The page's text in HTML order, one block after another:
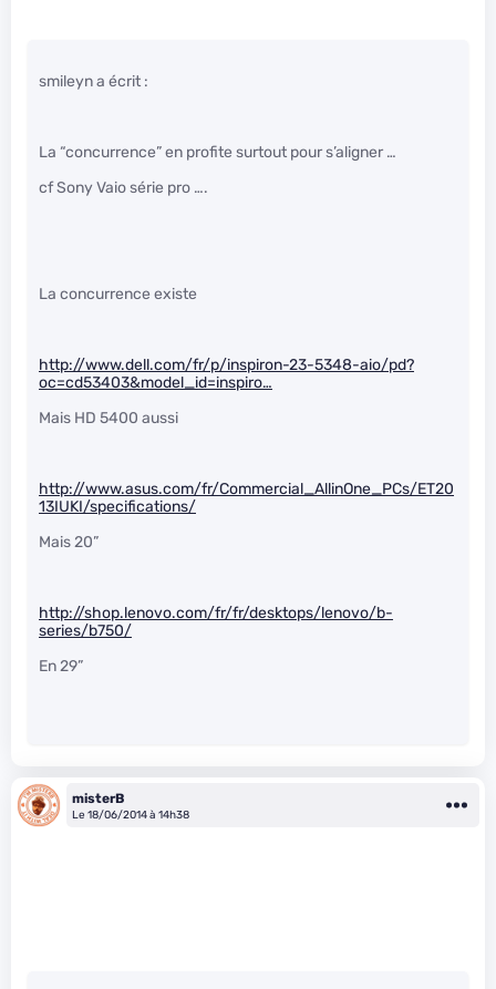
smileyn a écrit :
La “concurrence” en profite surtout pour s’aligner …
cf Sony Vaio série pro ….
La concurrence existe
http://www.dell.com/fr/p/inspiron-23-5348-aio/pd?
oc=cd53403&model_id=inspiro…
Mais HD 5400 aussi
http://www.asus.com/fr/Commercial_AllinOne_PCs/ET20
13IUKI/specifications/
Mais 20”
http://shop.lenovo.com/fr/fr/desktops/lenovo/b-
series/b750/
En 29”
misterB
Le 18/06/2014 à 14h38